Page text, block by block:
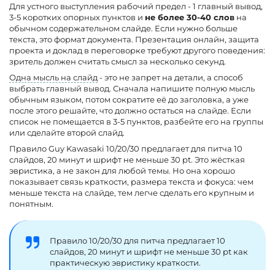
Для устного выступления рабочий предел - 1 главный вывод,
3-5 коротких опорных пунктов и не более 30-40 слов на
обычном содержательном слайде. Если нужно больше
текста, это формат документа. Презентация онлайн, защита
проекта и доклад в переговорке требуют другого поведения:
зритель должен считать смысл за несколько секунд.
Одна мысль на слайд - это не запрет на детали, а способ
выбрать главный вывод. Сначала напишите полную мысль
обычным языком, потом сократите её до заголовка, а уже
после этого решайте, что должно остаться на слайде. Если
список не помещается в 3-5 пунктов, разбейте его на группы
или сделайте второй слайд.
Правило Guy Kawasaki 10/20/30 предлагает для питча 10
слайдов, 20 минут и шрифт не меньше 30 pt. Это жёсткая
эвристика, а не закон для любой темы. Но она хорошо
показывает связь краткости, размера текста и фокуса: чем
меньше текста на слайде, тем легче сделать его крупным и
понятным.
Правило 10/20/30 для питча предлагает 10
слайдов, 20 минут и шрифт не меньше 30 pt как
практическую эвристику краткости.